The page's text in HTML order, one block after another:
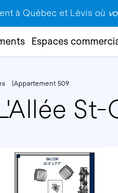
à Québec et Lévis où
Espaces
Appartement 509
St-